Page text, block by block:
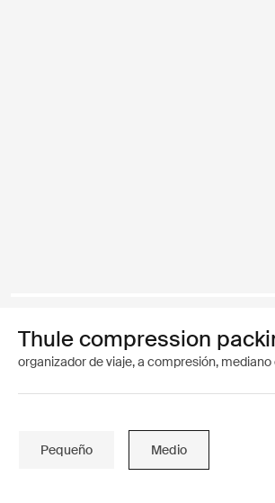
Thule compression
organizador de viaje, a compresión,
Pequeño Medio